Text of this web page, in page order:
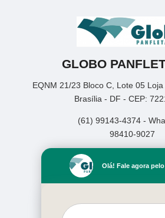
GLOBO
EQNM 21/23 Bloco C, Lote 05
Brasília - DF - CEP:
(61) 99143-4374 -
98410-9027
Empresa
Missão
Olá! Fale agora